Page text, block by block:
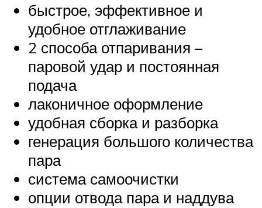
быстрое, эффективное и
удобное отглаживание
2 способа отпаривания –
паровой удар и постоянная
подача
лаконичное оформление
удобная сборка и разборка
генерация большого количества
пара
система самоочистки
опции отвода пара и наддува